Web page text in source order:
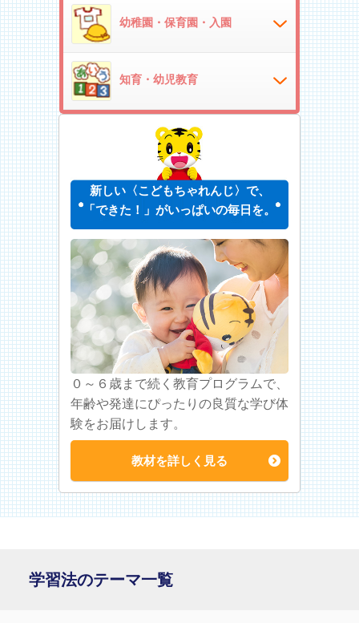
幼稚園・保育園・入園
知育・幼児教育
新しい〈こどもちゃれんじ〉で、
「できた！」がいっぱいの毎日を。
０～６歳まで続く教育プログラムで、
年齢や発達にぴったりの良質な学び体
験をお届けします。
教材を詳しく見る
学習法のテーマ一覧